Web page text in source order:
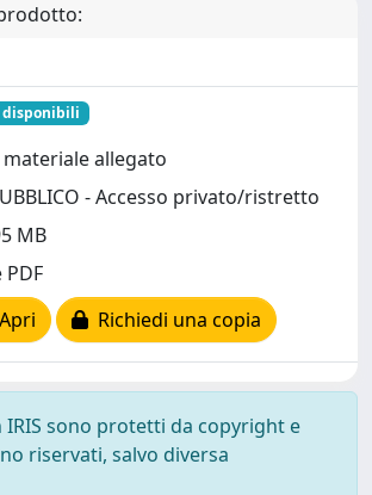
disponibili
allegato
- Accesso privato/ristretto
MB
Richiedi una copia
sono protetti da copyright e
riservati, salvo diversa